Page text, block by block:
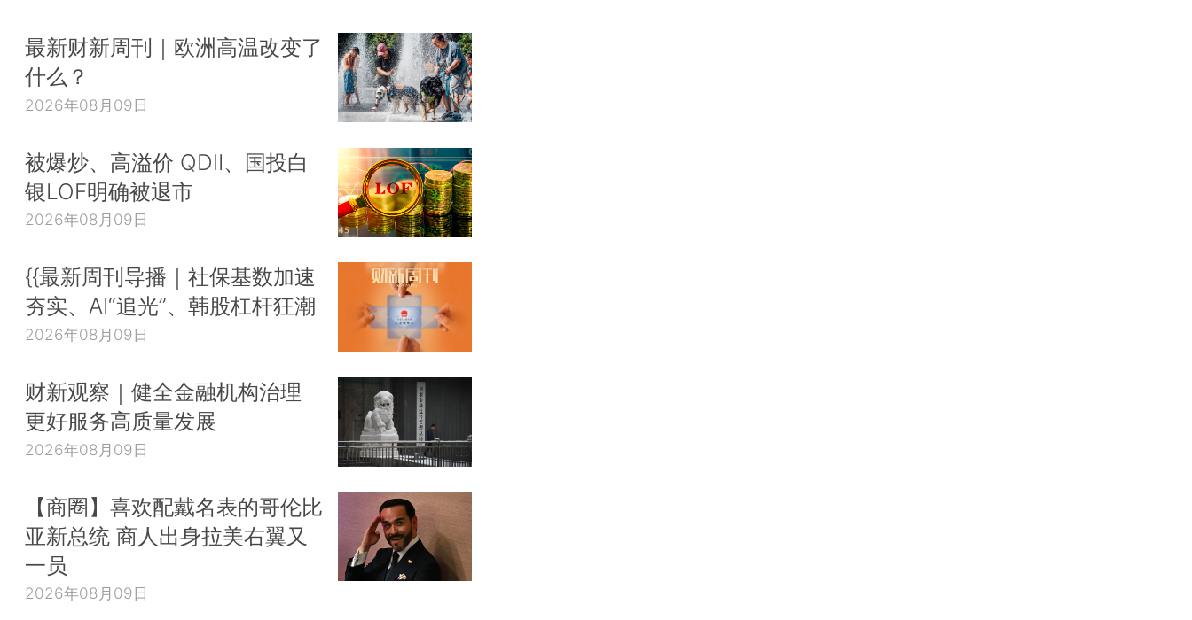
最新财新周刊｜欧洲高温改变了
什么？
2026年08月09日
被爆炒、高溢价 QDII、国投白
银LOF明确被退市
2026年08月09日
{{最新周刊导播｜社保基数加速
夯实、AI“追光”、韩股杠杆狂潮
2026年08月09日
财新观察｜健全金融机构治理
更好服务高质量发展
2026年08月09日
【商圈】喜欢配戴名表的哥伦比
亚新总统 商人出身拉美右翼又
一员
2026年08月09日